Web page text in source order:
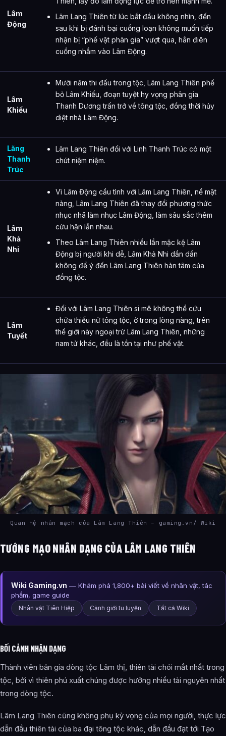
Lâm
Động
Lâm Lang Thiên từ lúc bắt đầu không nhìn, đến
sau khi bị đánh bại cuồng loạn không muốn tiếp
nhận bị “phế vật phân gia” vượt qua, hắn điên
cuồng nhắm vào Lâm Động.
Lâm
Khiếu
Mười năm thi đấu trong tộc, Lâm Lang Thiên phế
bỏ Lâm Khiếu, đoạn tuyệt hy vọng phân gia
Thanh Dương trấn trở về tông tộc, đồng thời hủy
diệt nhà Lâm Động.
Lăng
Thanh
Trúc
Lâm Lang Thiên đối với Linh Thanh Trúc có một
chút niệm niệm.
Lâm
Khả
Nhi
Vì Lâm Động cầu tình với Lâm Lang Thiên, nể mặt
nàng, Lâm Lang Thiên đã thay đổi phương thức
nhục nhã làm nhục Lâm Động, làm sâu sắc thêm
cừu hận lẫn nhau.
Theo Lâm Lang Thiên nhiều lần mặc kệ Lâm
Động bị người khi dễ, Lâm Khả Nhi dần dần
không để ý đến Lâm Lang Thiên hàn tâm của
đồng tộc.
Lâm
Tuyết
Đối với Lâm Lang Thiên si mê không thể cứu
chữa thiếu nữ tông tộc, ở trong lòng nàng, trên
thế giới này ngoại trừ Lâm Lang Thiên, những
nam tử khác, đều là tồn tại như phế vật.
Quan hệ nhân mạch của Lâm Lang Thiên – gaming.vn/ Wiki
TƯỚNG MẠO NHÂN DẠNG CỦA LÂM LANG THIÊN
Wiki Gaming.vn — Khám phá 1,800+ bài viết về nhân vật, tác
phẩm, game guide
Nhân vật Tiên Hiệp Cảnh giới tu luyện Tất cả Wiki
BỐI CẢNH NHẬN DẠNG
Thành viên bản gia dòng tộc Lâm thị, thiên tài chói mắt nhất trong
tộc, bởi vì thiên phú xuất chúng được hưởng nhiều tài nguyên nhất
trong dòng tộc.
Lâm Lang Thiên cũng không phụ kỳ vọng của mọi người, thực lực
dẫn đầu thiên tài của ba đại tông tộc khác, dẫn đầu đạt tới Tạo